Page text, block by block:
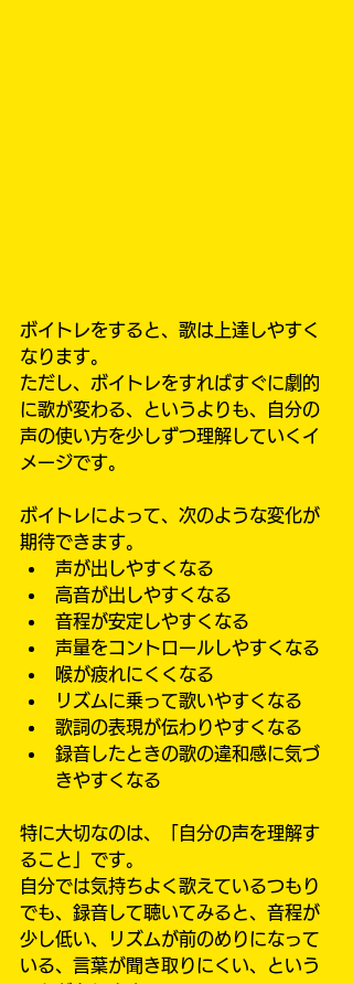
ボイトレをすると、歌は上達しやすく
なります。
ただし、ボイトレをすればすぐに劇的
に歌が変わる、というよりも、自分の
声の使い方を少しずつ理解していくイ
メージです。
ボイトレによって、次のような変化が
期待できます。
声が出しやすくなる
高音が出しやすくなる
音程が安定しやすくなる
声量をコントロールしやすくなる
喉が疲れにくくなる
リズムに乗って歌いやすくなる
歌詞の表現が伝わりやすくなる
録音したときの歌の違和感に気づ
きやすくなる
特に大切なのは、「自分の声を理解す
ること」です。
自分では気持ちよく歌えているつもり
でも、録音して聴いてみると、音程が
少し低い、リズムが前のめりになって
いる、言葉が聞き取りにくい、という